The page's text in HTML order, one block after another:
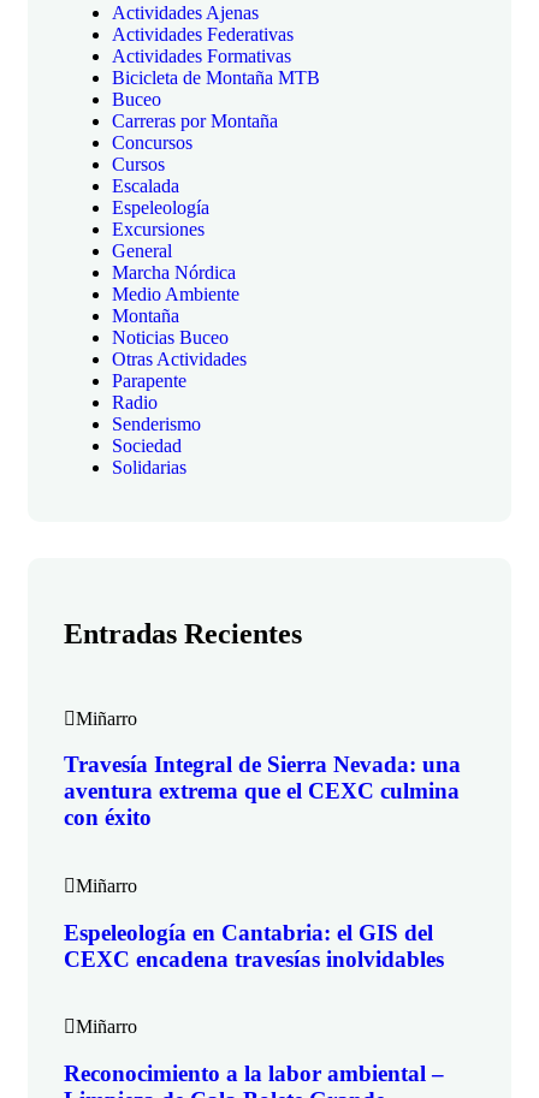
Actividades Ajenas
Actividades Federativas
Actividades Formativas
Bicicleta de Montaña MTB
Buceo
Carreras por Montaña
Concursos
Cursos
Escalada
Espeleología
Excursiones
General
Marcha Nórdica
Medio Ambiente
Montaña
Noticias Buceo
Otras Actividades
Parapente
Radio
Senderismo
Sociedad
Solidarias
Entradas Recientes
Miñarro
Travesía Integral de Sierra Nevada: una
aventura extrema que el CEXC culmina
con éxito
Miñarro
Espeleología en Cantabria: el GIS del
CEXC encadena travesías inolvidables
Miñarro
Reconocimiento a la labor ambiental –